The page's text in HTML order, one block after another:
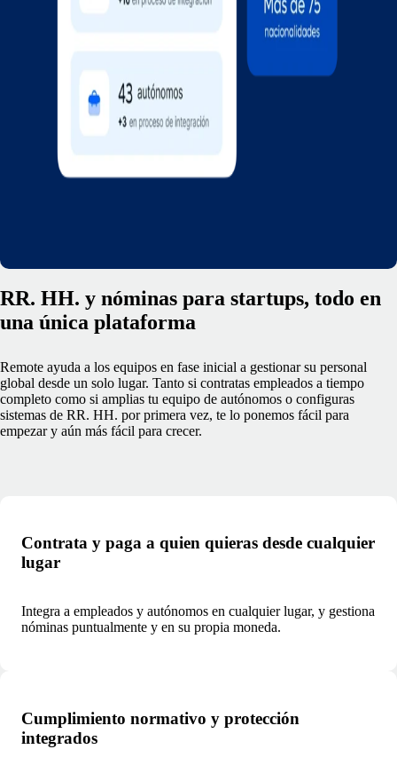
RR. HH. y nóminas para startups, todo en
una única plataforma
Remote ayuda a los equipos en fase inicial a gestionar su personal
global desde un solo lugar. Tanto si contratas empleados a tiempo
completo como si amplias tu equipo de autónomos o configuras
sistemas de RR. HH. por primera vez, te lo ponemos fácil para
empezar y aún más fácil para crecer.
Contrata y paga a quien quieras desde cualquier
lugar
Integra a empleados y autónomos en cualquier lugar, y gestiona
nóminas puntualmente y en su propia moneda.
Cumplimiento normativo y protección
integrados